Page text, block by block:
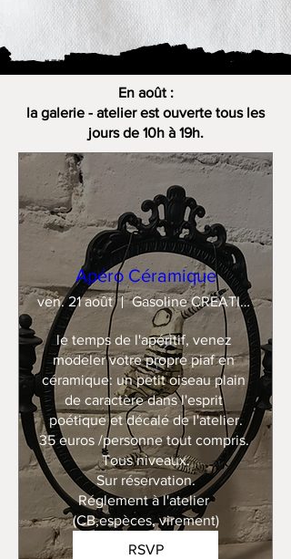
En août :
la galerie - atelier est ouverte tous les
jours de 10h à 19h.
Apéro Céramique
ven. 21 août Gasoline CREATION
le temps de l'apéritif, venez
modeler votre propre piaf en
céramique: un petit oiseau plain
de caractère dans l'esprit
poétique et décalé de l'atelier.
35 euros /personne tout compris.
Tous niveaux.
Sur réservation.
Réglement à l'atelier
(CB,espèces, virement)
RSVP